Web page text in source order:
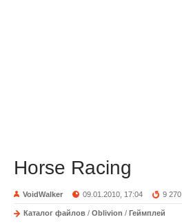
Horse Racing
VoidWalker 09.01.2010, 17:04 9 270
Каталог файлов / Oblivion / Геймплей